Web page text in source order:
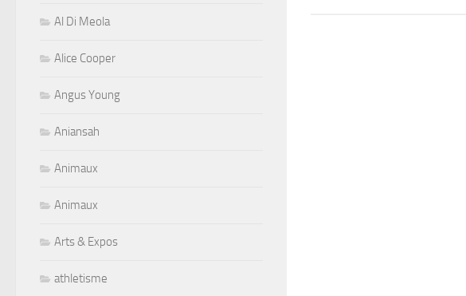
Al Di Meola
Alice Cooper
Angus Young
Aniansah
Animaux
Animaux
Arts & Expos
athletisme